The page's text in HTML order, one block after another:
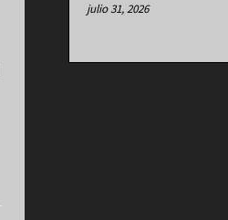
julio 31, 2026